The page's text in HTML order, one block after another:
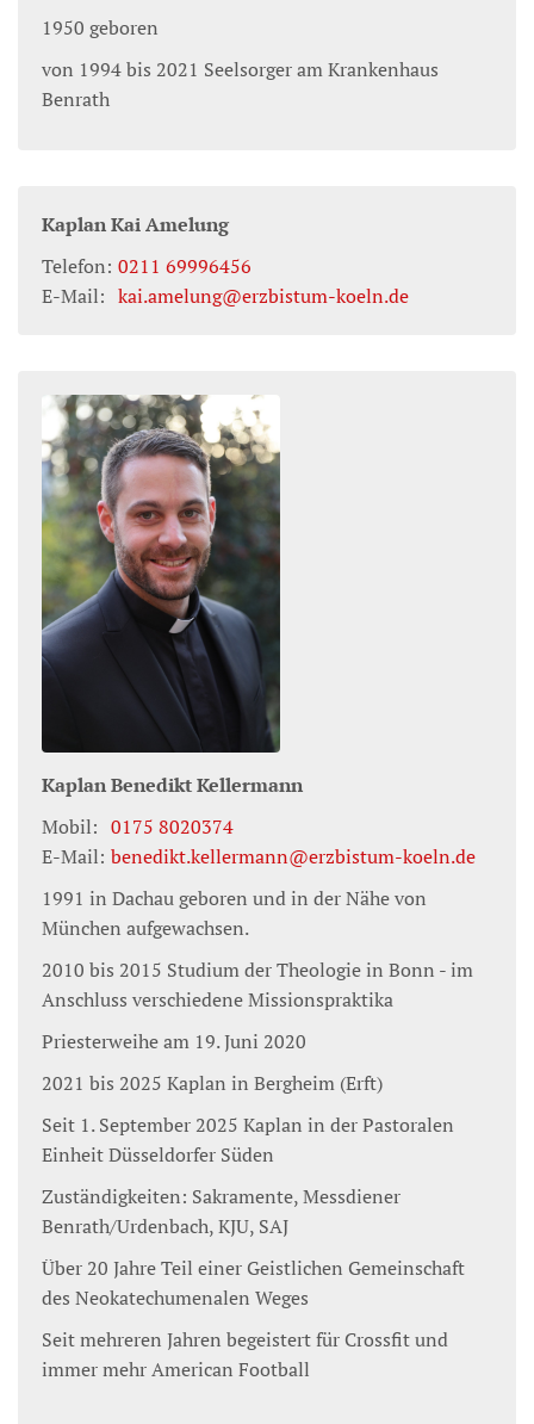
1950 geboren
von 1994 bis 2021 Seelsorger am Krankenhaus
Benrath
KaplanKaiAmelung
Telefon: 0211 69996456
E-Mail: kai.amelung@erzbistum-koeln.de
KaplanBenediktKellermann
Mobil: 0175 8020374
E-Mail: benedikt.kellermann@erzbistum-koeln.de
1991 in Dachau geboren und in der Nähe von
München aufgewachsen.
2010 bis 2015 Studium der Theologie in Bonn - im
Anschluss verschiedene Missionspraktika
Priesterweihe am 19. Juni 2020
2021 bis 2025 Kaplan in Bergheim (Erft)
Seit 1. September 2025 Kaplan in der Pastoralen
Einheit Düsseldorfer Süden
Zuständigkeiten: Sakramente, Messdiener
Benrath/Urdenbach, KJU, SAJ
Über 20 Jahre Teil einer Geistlichen Gemeinschaft
des Neokatechumenalen Weges
Seit mehreren Jahren begeistert für Crossfit und
immer mehr American Football